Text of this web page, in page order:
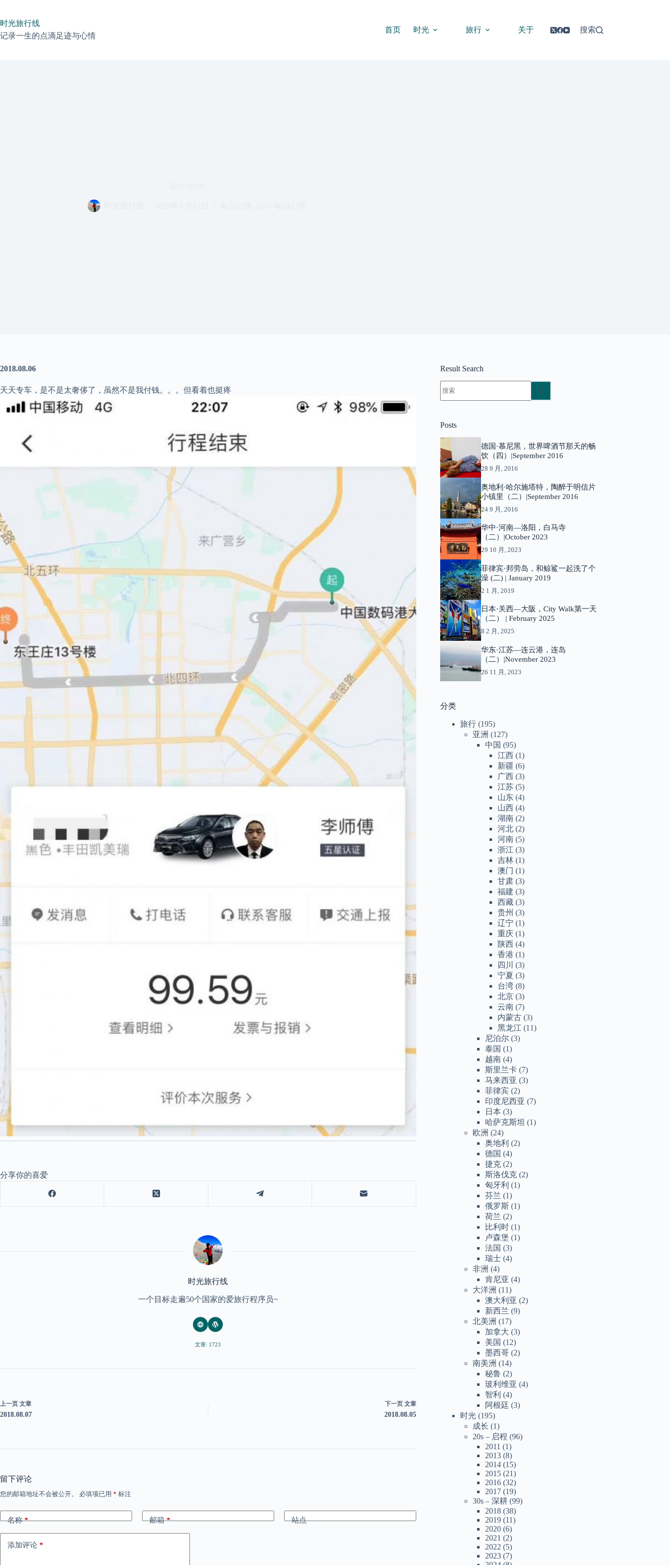
内
容
时光旅行线
记录一生的点滴足迹与心情
首页 时光 旅行 关于 搜索
2018.08.06
天天专车，是不是太奢侈了，虽然不是我付钱。。。但看着也挺疼
分享你的喜爱
时光旅行线
一个目标走遍50个国家的爱旅行程序员~
文章: 1723
上一页 文章
2018.08.07
下一页 文章
2018.08.05
留下评论
您的邮箱地址不会被公开。 必填项已用 * 标注
名称* 邮箱* 站点
添加评论 *
Result Search
结
Posts
德国·慕尼黑，世界啤酒节那天的畅
饮（四）|September 2016
28 9 月, 2016
奥地利·哈尔施塔特，陶醉于明信片
小镇里（二）|September 2016
24 9 月, 2016
华中·河南—洛阳，白马寺
（二）|October 2023
29 10 月, 2023
菲律宾·邦劳岛，和鲸鲨一起洗了个
澡 (二) | January 2019
2 1 月, 2019
日本·关西—大阪，City Walk第一天
（二） | February 2025
8 2 月, 2025
华东·江苏—连云港，连岛
（二）|November 2023
26 11 月, 2023
分类
旅行 (195)
亚洲 (127)
中国 (95)
江西 (1)
新疆 (6)
广西 (3)
江苏 (5)
山东 (4)
山西 (4)
湖南 (2)
河北 (2)
河南 (5)
浙江 (3)
吉林 (1)
澳门 (1)
甘肃 (3)
福建 (3)
西藏 (3)
贵州 (3)
辽宁 (1)
重庆 (1)
陕西 (4)
香港 (1)
四川
(3)
宁夏 (3)
台湾 (8)
北京 (3)
云南 (7)
内蒙古 (3)
黑龙江 (11)
尼泊尔 (3)
泰国 (1)
越南 (4)
斯里兰卡 (7)
马来西亚 (3)
菲律宾 (2)
印度尼西亚 (7)
日本 (3)
哈萨克斯坦 (1)
欧洲 (24)
奥地利 (2)
德国 (4)
捷克 (2)
斯洛伐克 (2)
匈牙利 (1)
芬兰 (1)
俄罗斯 (1)
荷兰 (2)
比利时 (1)
卢森堡 (1)
法国 (3)
瑞士 (4)
非洲 (4)
肯尼亚 (4)
大洋洲 (11)
澳大利亚 (2)
新西兰 (9)
北美洲 (17)
加拿大 (3)
美国 (12)
墨西哥 (2)
南美洲 (14)
秘鲁 (2)
玻利维亚 (4)
智利 (4)
阿根廷 (3)
时光 (195)
成长 (1)
20s – 启程 (96)
2011 (1)
2013 (8)
2014 (15)
2015 (21)
2016 (32)
2017 (19)
30s – 深耕 (99)
2018 (38)
2019 (11)
2020 (6)
2021 (2)
2022 (5)
2023 (7)